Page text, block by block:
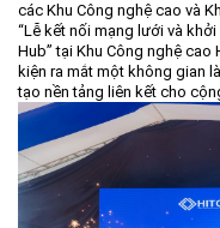
Cách mạng công
Cơ chế Một cửa
Nguồn nhân lực
Tiêu chí đầu tư
Lĩnh vực đầu tư
Quản lý và vận hành
Các thủ tục hành
Doanh nghiệp
Đất đai
Đầu tư
Khu CNC Hòa Lạc
Lao động
Thông báo
Thông báo chung
Tuyển dụng
Công khai ngân sách
Dữ liệu mở
FAQs
Liên hệ - Liên kết
Liên hệ
các Khu Công nghệ cao và
“Lễ kết nối mạng lưới và
Hub” tại Khu Công nghệ
kiện ra mắt một không gian
tạo nền tảng liên kết cho